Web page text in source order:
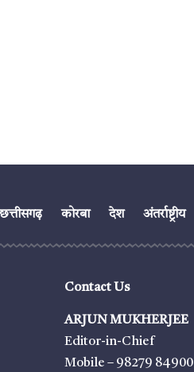
छत्तीसगढ़ कोरबा देश अंतर्राष्ट्रीय
Contact Us
ARJUN MUKHERJEE
Editor-in-Chief
Mobile – 98279 84900